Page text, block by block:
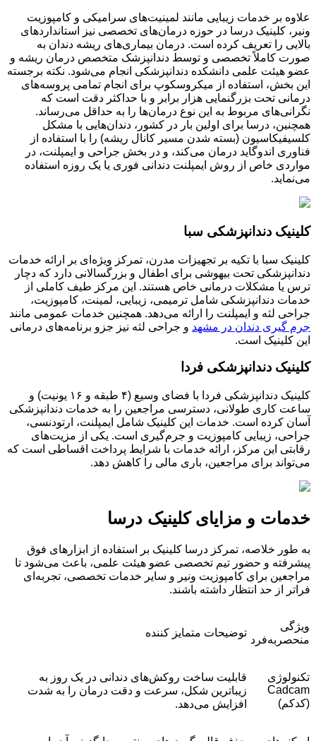
علاوه بر خدمات زیبایی مانند لمینیت‌های سرامیکی و کامپوزیت
ونیر، کلینیک درسا در حوزه درمان‌های تخصصی نیز استانداردهای
بالایی را تعریف کرده است. درمان بیماری‌های ریشه دندان به
صورت کاملاً تخصصی و توسط دندانپزشک متخصص درمان ریشه و
عضو هیئت علمی دانشکده دندانپزشکی انجام می‌شود. نکته برجسته
این بخش، استفاده از میکروسکوپ برای انجام تمامی پروسه‌های
درمانی تحت بزرگنمایی هزار برابر و با حداکثر دقت است که
نگرانی‌های مربوط به این نوع درمان‌ها را به حداقل می‌رساند.
همچنین، درسا برای اولین بار در کشور، دندان‌هایی با مشکل
کلسیفیکاسیون (بسته شدن مسیر کانال ریشه) را با استفاده از
فناوری اندوگاید درمان می‌کند، و در بخش جراحی و ایمپلنت، در
مواردی خاص از روش ایمپلنت دندانی فوری یا یک روزه استفاده
می‌نماید.
کلینیک دندانپزشکی سبا
کلینیک سبا با تکیه بر تجهیزات مدرن، تمرکز ویژه‌ای بر ارائه خدمات
دندانپزشکی تحت بیهوشی برای اطفال و بزرگسالانی دارد که دچار
ترس یا مشکلات درمانی خاص هستند. این مرکز طیف کاملی از
خدمات دندانپزشکی شامل ترمیمی، زیبایی، لمینت، کامپوزیت،
جراحی لثه و ایمپلنت را ارائه می‌دهد. همچنین خدمات عمومی مانند
جرم گیری دندان در مشهد و جراحی لثه نیز جزو برنامه‌های درمانی
این کلینیک است.
کلینیک دندانپزشکی فردا
کلینیک دندانپزشکی فردا با فضای وسیع (۴ طبقه و ۱۶ یونیت) و
ساعت کاری طولانی، دسترسی مراجعین را به خدمات دندانپزشکی
آسان کرده است. خدمات این کلینیک شامل ایمپلنت، ارتودنسی،
جراحی، زیبایی کامپوزیت و جرم‌گیری است. یکی از مزیت‌های
رقابتی این مرکز، ارائه خدمات با شرایط پرداخت اقساطی است که
می‌تواند برای مراجعین، باری مالی را کاهش دهد.
خدمات و مزایای کلینیک درسا
به طور خلاصه، تمرکز درسا کلینیک بر استفاده از ابزارهای فوق
پیشرفته و حضور تیم تخصصی عضو هیئت علمی، باعث می‌شود تا
مراجعین برای کامپوزیت ونیر و سایر خدمات تخصصی، تجربه‌ای
فراتر از حد انتظار داشته باشند.
ویژگی
منحصربه‌فرد
توضیحات متمایز کننده
تکنولوژی
Cadcam
(کدکم)
قابلیت ساخت روکش‌های دندانی در یک روز به
زیباترین شکل، سرعت و دقت درمان را به شدت
افزایش می‌دهد.